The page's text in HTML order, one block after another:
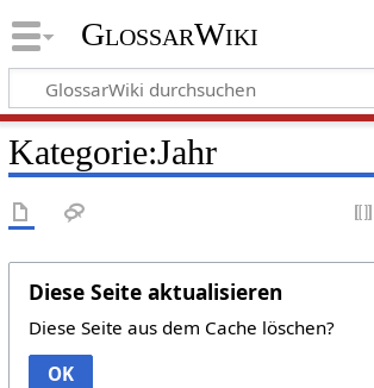
GlossarWiki
Kategorie:Jahr
Diese Seite aktualisieren
Diese Seite aus dem Cache löschen?
OK